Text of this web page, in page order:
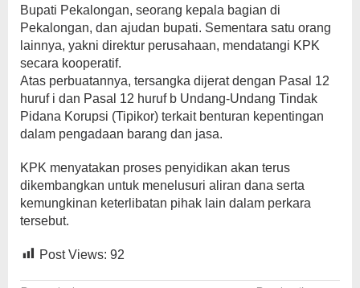
Bupati Pekalongan, seorang kepala bagian di
Pekalongan, dan ajudan bupati. Sementara satu orang
lainnya, yakni direktur perusahaan, mendatangi KPK
secara kooperatif.
Atas perbuatannya, tersangka dijerat dengan Pasal 12
huruf i dan Pasal 12 huruf b Undang-Undang Tindak
Pidana Korupsi (Tipikor) terkait benturan kepentingan
dalam pengadaan barang dan jasa.
KPK menyatakan proses penyidikan akan terus
dikembangkan untuk menelusuri aliran dana serta
kemungkinan keterlibatan pihak lain dalam perkara
tersebut.
Post Views: 92